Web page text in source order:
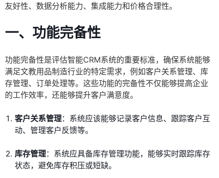
友好性、数据分析能力、集成能力和价格合理性。
一、功能完备性
功能完备性是评估智能CRM系统的重要标准，确保系统能够
满足文教用品制造行业的特定需求，例如客户关系管理、库
存管理、订单处理等。这些功能的完备性不仅能够提高企业
的工作效率，还能够提升客户满意度。
客户关系管理：系统应该能够记录客户信息、跟踪客户互
动、管理客户反馈等。
库存管理：系统应具备库存管理功能，能够实时跟踪库存
状态，避免库存积压或短缺。